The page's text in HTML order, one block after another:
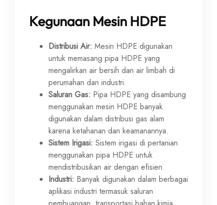
Kegunaan Mesin HDPE
Distribusi Air: Mesin HDPE digunakan
untuk memasang pipa HDPE yang
mengalirkan air bersih dan air limbah di
perumahan dan industri.
Saluran Gas: Pipa HDPE yang disambung
menggunakan mesin HDPE banyak
digunakan dalam distribusi gas alam
karena ketahanan dan keamanannya.
Sistem Irigasi: Sistem irigasi di pertanian
menggunakan pipa HDPE untuk
mendistribusikan air dengan efisien.
Industri: Banyak digunakan dalam berbagai
aplikasi industri termasuk saluran